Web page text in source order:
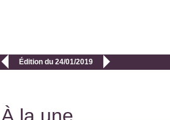
 Édition du 24/01/2019 